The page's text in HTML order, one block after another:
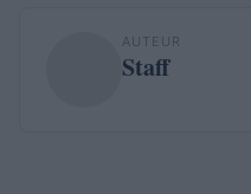
AUTEUR
Staff